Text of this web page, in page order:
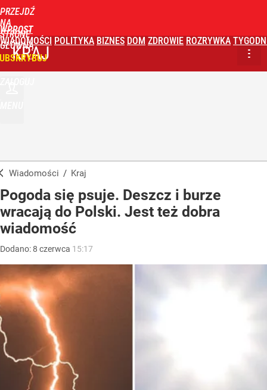
PRZEJDŹ
NA
STRONĘ
GŁÓWNĄ
WPROST
WIADOMOŚCI POLITYKA BIZNES DOM ZDROWIE ROZRYWKA
KRAJ
Wiadomości / Kraj
Pogoda się psuje. Deszcz i burze
wracają do Polski. Jest też dobra
wiadomość
Dodano:8 czerwca 15:17